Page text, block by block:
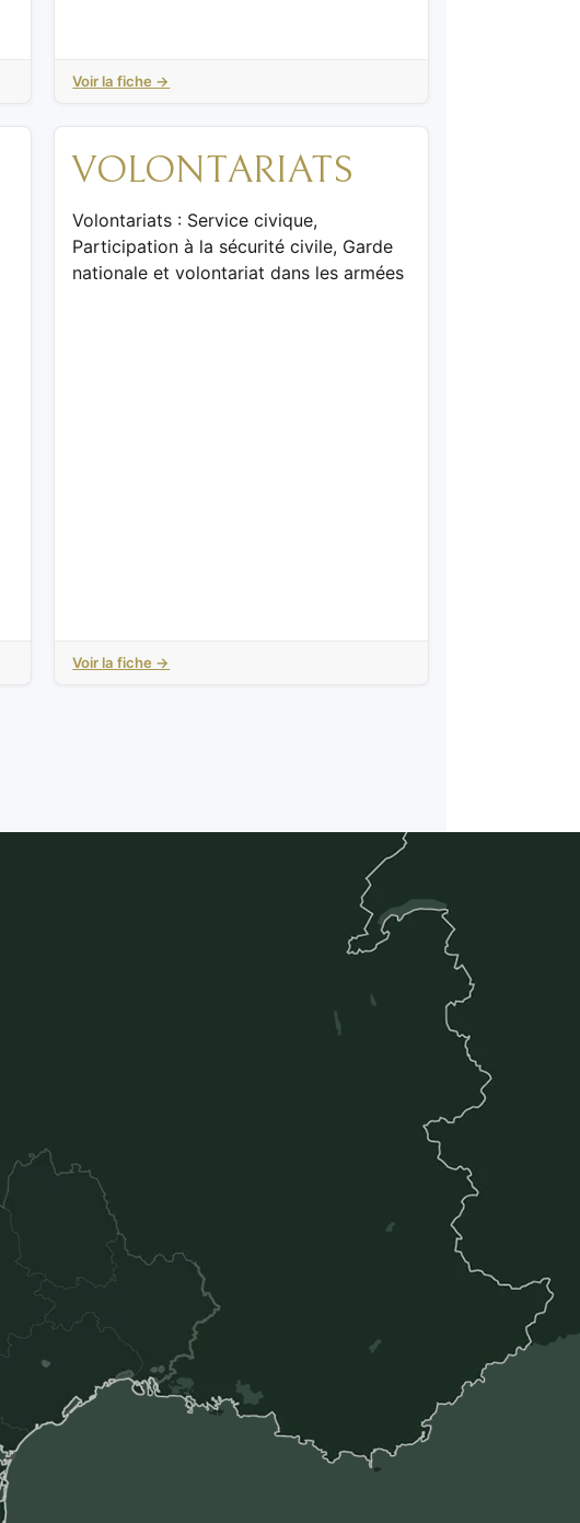
Voir la fiche →
VOLONTARIATS
Volontariats : Service civique,
Participation à la sécurité civile, Garde
nationale et volontariat dans les armées
Voir la fiche →